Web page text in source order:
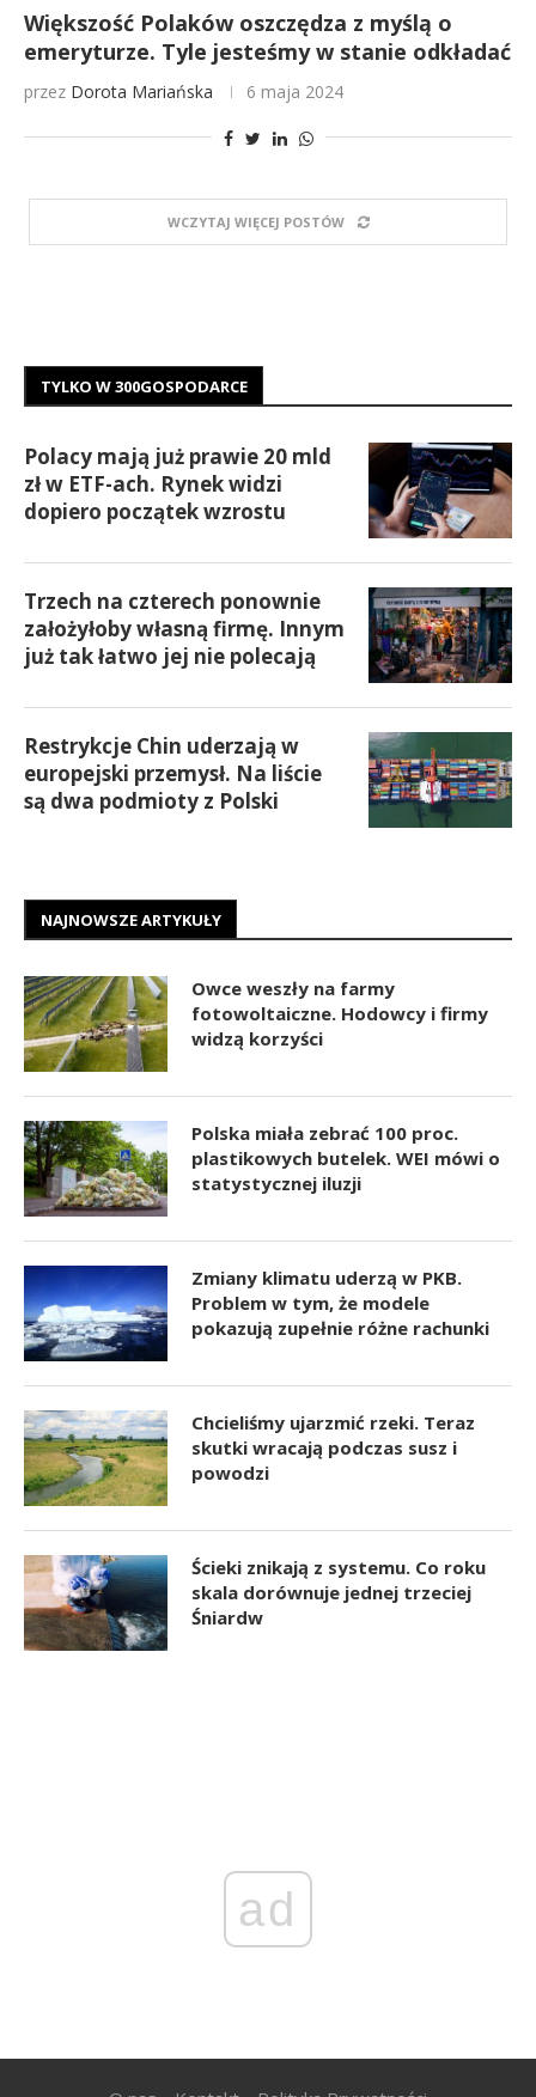
Większość Polaków oszczędza z myślą o
emeryturze. Tyle jesteśmy w stanie odkładać
przez Dorota Mariańska 6 maja 2024
WCZYTAJ WIĘCEJ POSTÓW
TYLKO W 300GOSPODARCE
Polacy mają już prawie 20 mld
zł w ETF-ach. Rynek widzi
dopiero początek wzrostu
Trzech na czterech ponownie
założyłoby własną firmę. Innym
już tak łatwo jej nie polecają
Restrykcje Chin uderzają w
europejski przemysł. Na liście
są dwa podmioty z Polski
NAJNOWSZE ARTYKUŁY
Owce weszły na farmy
fotowoltaiczne. Hodowcy i firmy
widzą korzyści
Polska miała zebrać 100 proc.
plastikowych butelek. WEI mówi o
statystycznej iluzji
Zmiany klimatu uderzą w PKB.
Problem w tym, że modele
pokazują zupełnie różne rachunki
Chcieliśmy ujarzmić rzeki. Teraz
skutki wracają podczas susz i
powodzi
Ścieki znikają z systemu. Co roku
skala dorównuje jednej trzeciej
Śniardw
ad